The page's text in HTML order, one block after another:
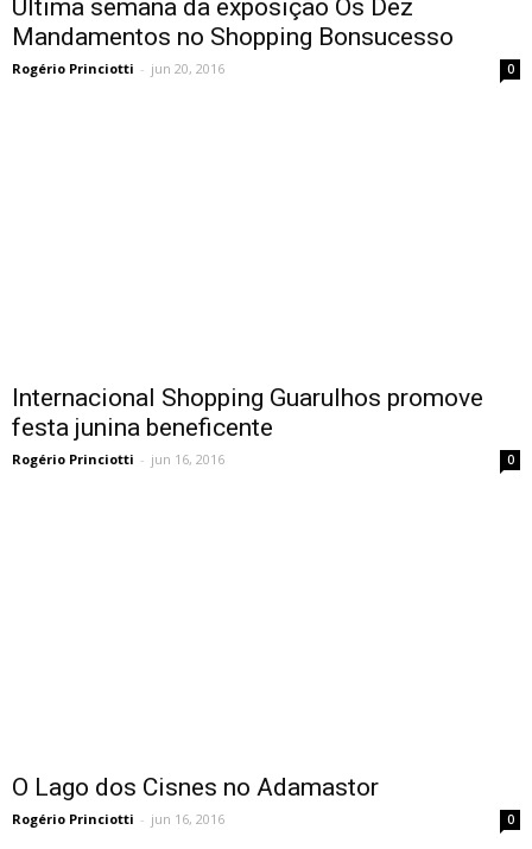
Última semana da exposição Os Dez
Mandamentos no Shopping Bonsucesso
Rogério Princiotti - jun 20, 2016 0
Internacional Shopping Guarulhos promove
festa junina beneficente
Rogério Princiotti - jun 16, 2016 0
O Lago dos Cisnes no Adamastor
Rogério Princiotti - jun 16, 2016 0